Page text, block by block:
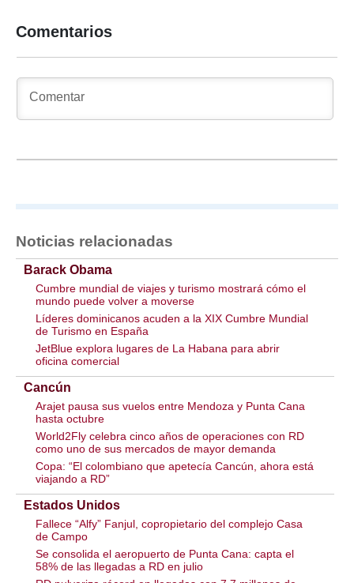
Comentarios
Noticias relacionadas
Barack Obama
Cumbre mundial de viajes y turismo mostrará cómo el
mundo puede volver a moverse
Líderes dominicanos acuden a la XIX Cumbre Mundial
de Turismo en España
JetBlue explora lugares de La Habana para abrir
oficina comercial
Cancún
Arajet pausa sus vuelos entre Mendoza y Punta Cana
hasta octubre
World2Fly celebra cinco años de operaciones con RD
como uno de sus mercados de mayor demanda
Copa: “El colombiano que apetecía Cancún, ahora está
viajando a RD”
Estados Unidos
Fallece “Alfy” Fanjul, copropietario del complejo Casa
de Campo
Se consolida el aeropuerto de Punta Cana: capta el
58% de las llegadas a RD en julio